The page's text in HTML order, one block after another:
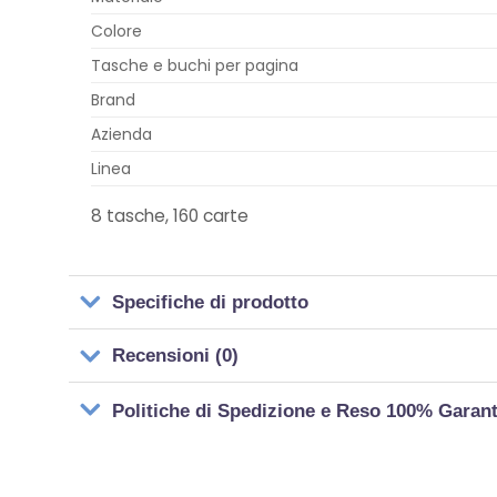
Colore
Tasche e buchi per pagina
Brand
Azienda
Linea
8 tasche, 160 carte
Specifiche di prodotto
Recensioni (0)
Politiche di Spedizione e Reso 100%